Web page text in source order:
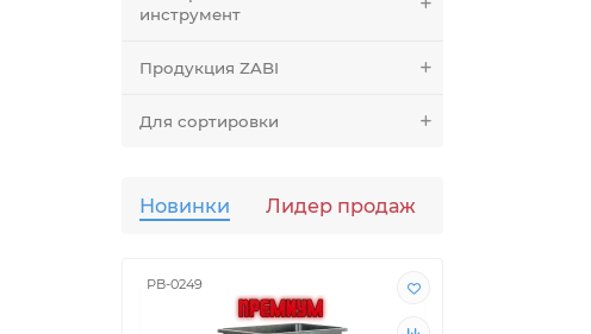
инструмент
Продукция ZABI
Для сортировки
Новинки Лидер продаж
РВ-0249